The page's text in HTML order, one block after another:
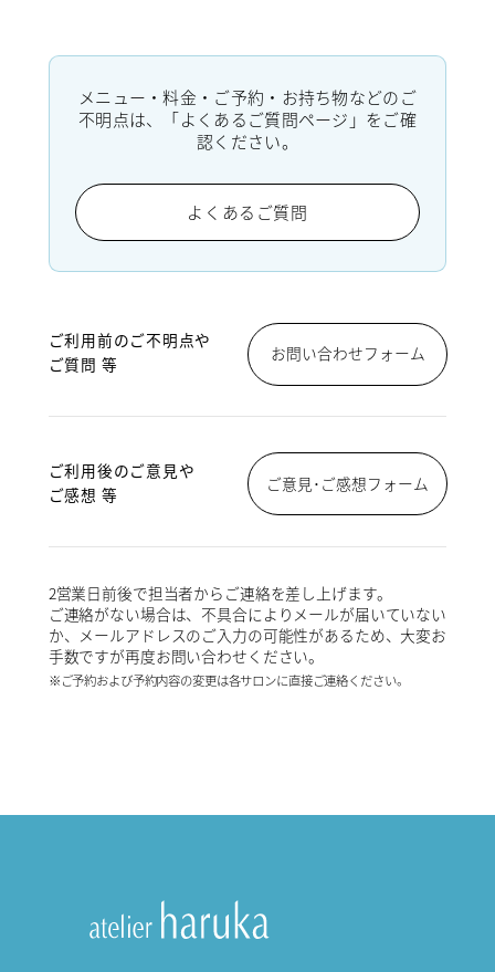
メニュー・料金・ご予約・お持ち物などのご
不明点は、「よくあるご質問ページ」をご確
認ください。
よくあるご質問
ご利用前のご不明点や
ご質問 等
お問い合わせフォーム
ご利用後のご意見や
ご感想 等
ご意見･ご感想フォーム
2営業日前後で担当者からご連絡を差し上げます。
ご連絡がない場合は、不具合によりメールが届いていない
か、メールアドレスのご入力の可能性があるため、大変お
手数ですが再度お問い合わせください。
※ご予約および予約内容の変更は各サロンに直接ご連絡ください。